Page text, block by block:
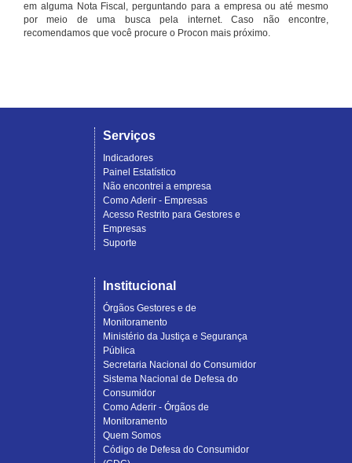
em alguma Nota Fiscal, perguntando para a empresa ou até mesmo
por meio de uma busca pela internet. Caso não encontre,
recomendamos que você procure o Procon mais próximo.
Serviços
Indicadores
Painel Estatístico
Não encontrei a empresa
Como Aderir - Empresas
Acesso Restrito para Gestores e
Empresas
Suporte
Institucional
Órgãos Gestores e de
Monitoramento
Ministério da Justiça e Segurança
Pública
Secretaria Nacional do Consumidor
Sistema Nacional de Defesa do
Consumidor
Como Aderir - Órgãos de
Monitoramento
Quem Somos
Código de Defesa do Consumidor